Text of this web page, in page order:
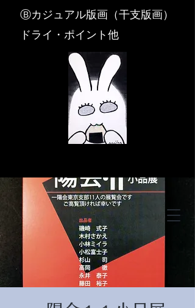
​Ⓑカジュアル版画（干支版画）
ドライ・ポイント他
© Copyright